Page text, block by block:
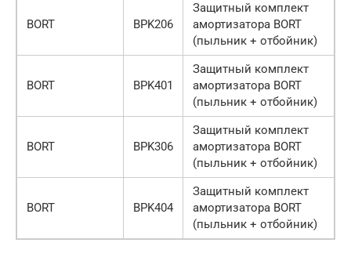
BORT BPK206
Защитный комплект
амортизатора BORT
(пыльник + отбойник)
BORT BPK401
Защитный комплект
амортизатора BORT
(пыльник + отбойник)
BORT BPK306
Защитный комплект
амортизатора BORT
(пыльник + отбойник)
BORT BPK404
Защитный комплект
амортизатора BORT
(пыльник + отбойник)